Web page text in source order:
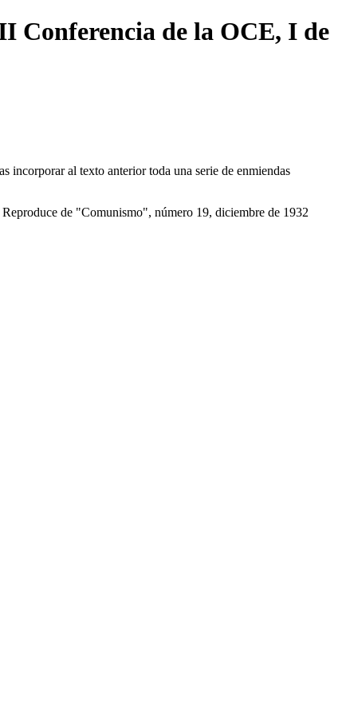
Conferencia de la OCE, I de
incorporar al texto anterior toda una serie de enmiendas
de "Comunismo", número 19, diciembre de 1932